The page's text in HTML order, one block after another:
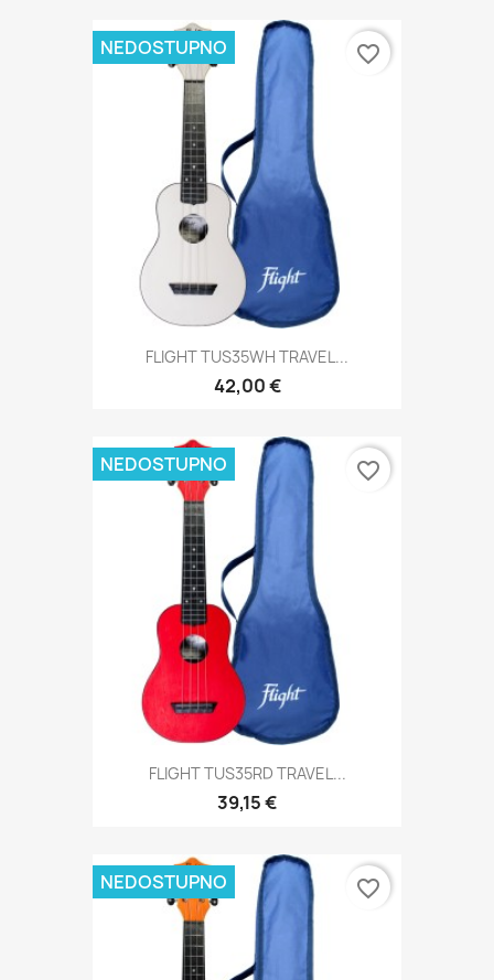
FLIGHT TUS35WH TRAVEL...
42,00 €
NEDOSTUPNO favorite_border
FLIGHT TUS35RD TRAVEL...
39,15 €
NEDOSTUPNO favorite_border
NEDOSTUPNO favorite_border